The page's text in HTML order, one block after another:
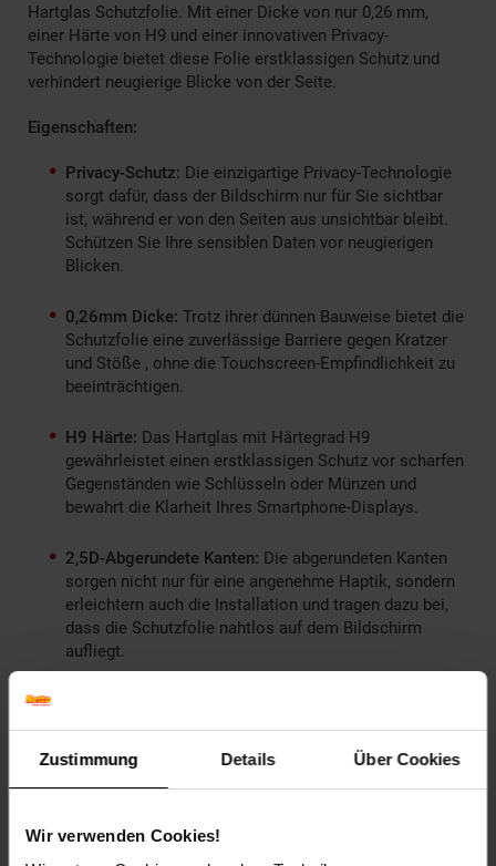
Zustimmung Details Über Cookies
Wir verwenden Cookies!
Hartglas Schutzfolie. Mit einer Dicke von nur 0,26 mm,
einer Härte von H9 und einer innovativen Privacy-
Technologie bietet diese Folie erstklassigen Schutz und
verhindert neugierige Blicke von der Seite.
Eigenschaften:
Privacy-Schutz: Die einzigartige Privacy-Technologie
sorgt dafür, dass der Bildschirm nur für Sie sichtbar
ist, während er von den Seiten aus unsichtbar bleibt.
Schützen Sie Ihre sensiblen Daten vor neugierigen
Blicken.
0,26mm Dicke: Trotz ihrer dünnen Bauweise bietet die
Schutzfolie eine zuverlässige Barriere gegen Kratzer
und Stöße , ohne die Touchscreen-Empfindlichkeit zu
beeinträchtigen.
H9 Härte: Das Hartglas mit Härtegrad H9
gewährleistet einen erstklassigen Schutz vor scharfen
Gegenständen wie Schlüsseln oder Münzen und
bewahrt die Klarheit Ihres Smartphone-Displays.
2,5D-Abgerundete Kanten: Die abgerundeten Kanten
sorgen nicht nur für eine angenehme Haptik, sondern
erleichtern auch die Installation und tragen dazu bei,
dass die Schutzfolie nahtlos auf dem Bildschirm
aufliegt.
gestochen scharfe und klare Inhalte auf Ihrem
Samsung Galaxy S25 5G, ohne Einbußen bei der
Anzeigequalität.
Schützen Sie nicht nur Ihr Smartphone, sondern auch Ihre